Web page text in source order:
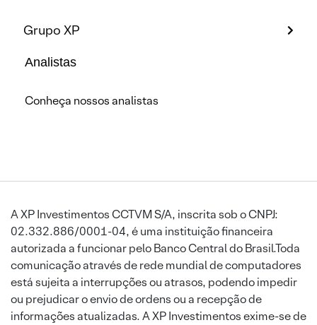
Grupo XP
Analistas
Conheça nossos analistas
A XP Investimentos CCTVM S/A, inscrita sob o CNPJ:
02.332.886/0001-04, é uma instituição financeira
autorizada a funcionar pelo Banco Central do Brasil.Toda
comunicação através de rede mundial de computadores
está sujeita a interrupções ou atrasos, podendo impedir
ou prejudicar o envio de ordens ou a recepção de
informações atualizadas. A XP Investimentos exime-se de